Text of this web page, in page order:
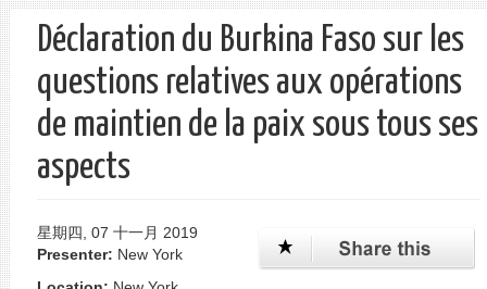
表
单
Déclaration du Burkina Faso sur les
questions relatives aux opérations
de maintien de la paix sous tous ses
aspects
星期四, 07 十一月 2019
Presenter: New York